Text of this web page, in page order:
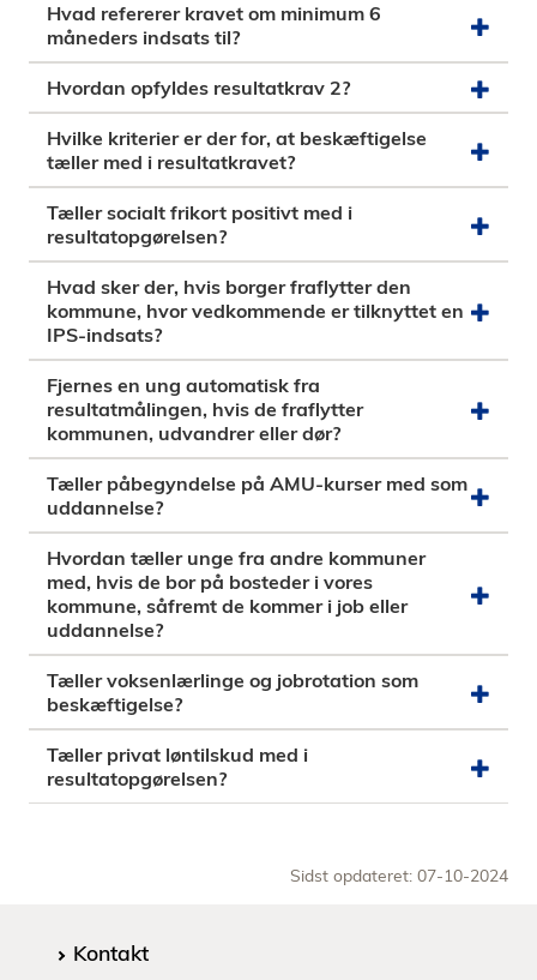
Hvad refererer kravet om minimum 6
måneders indsats til?
Hvordan opfyldes resultatkrav 2?
Hvilke kriterier er der for, at beskæftigelse
tæller med i resultatkravet?
Tæller socialt frikort positivt med i
resultatopgørelsen?
Hvad sker der, hvis borger fraflytter den
kommune, hvor vedkommende er tilknyttet en
IPS-indsats?
Fjernes en ung automatisk fra
resultatmålingen, hvis de fraflytter
kommunen, udvandrer eller dør?
Tæller påbegyndelse på AMU-kurser med som
uddannelse?
Hvordan tæller unge fra andre kommuner
med, hvis de bor på bosteder i vores
kommune, såfremt de kommer i job eller
uddannelse?
Tæller voksenlærlinge og jobrotation som
beskæftigelse?
Tæller privat løntilskud med i
resultatopgørelsen?
Sidst opdateret: 07-10-2024
Kontakt